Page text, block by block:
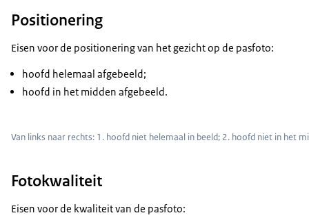
Positionering
Eisen voor de positionering van het gezicht op de pasfoto:
hoofd helemaal afgebeeld;
hoofd in het midden afgebeeld.
Van links naar rechts: 1. hoofd niet helemaal in beeld; 2. hoofd niet in het
Fotokwaliteit
Eisen voor de kwaliteit van de pasfoto: